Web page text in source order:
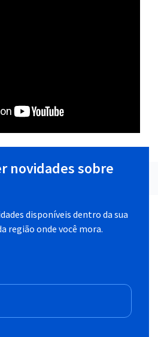
novidades sobre
disponíveis dentro da sua
região onde você mora.